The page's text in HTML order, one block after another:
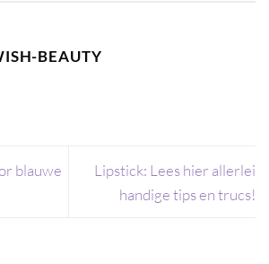
BEAUTY
blauwe
Lipstick: Lees hier allerlei
handige tips en trucs!